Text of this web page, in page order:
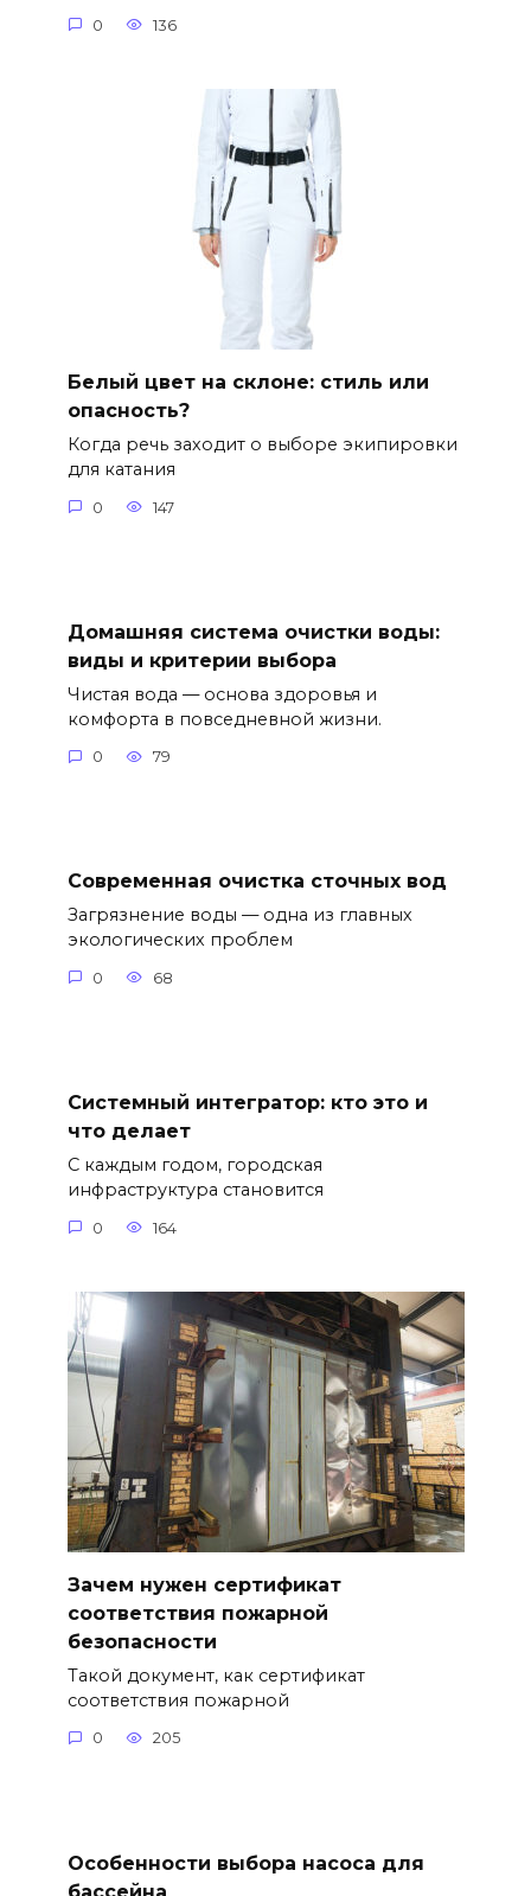
0 136
Белый цвет на склоне: стиль или
опасность?
Когда речь заходит о выборе экипировки
для катания
0 147
Домашняя система очистки воды:
виды и критерии выбора
Чистая вода — основа здоровья и
комфорта в повседневной жизни.
0 79
Современная очистка сточных вод
Загрязнение воды — одна из главных
экологических проблем
0 68
Системный интегратор: кто это и
что делает
С каждым годом, городская
инфраструктура становится
0 164
Зачем нужен сертификат
соответствия пожарной
безопасности
Такой документ, как сертификат
соответствия пожарной
0 205
Особенности выбора насоса для
бассейна